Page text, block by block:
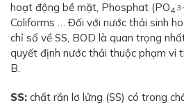
hoạt động bề mặt, Phosphat (PO4 3-
Coliforms … Đối với nước thải sinh
chỉ số về SS, BOD là quan trọng
quyết định nước thải thuộc phạm vi
B.
SS: chất rắn lơ lửng (SS) có trong